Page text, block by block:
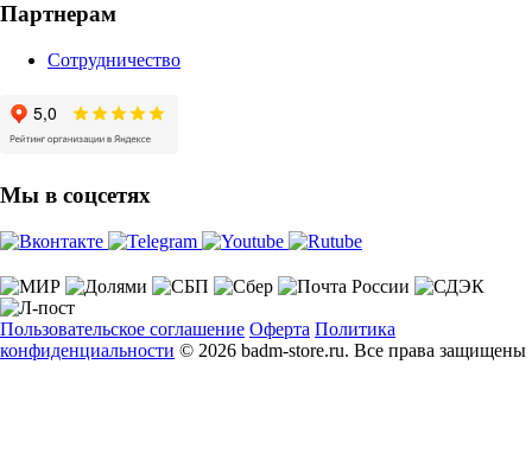
Партнерам
Сотрудничество
Мы в соцсетях
Пользовательское соглашение Оферта Политика
конфиденциальности © 2026 badm-store.ru. Все права защищены